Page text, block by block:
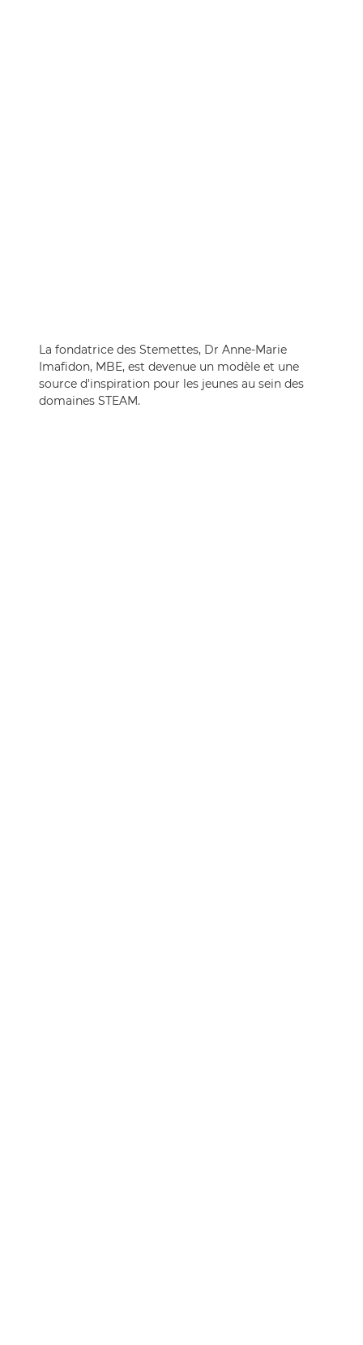
La fondatrice des Stemettes, Dr Anne-Marie
Imafidon, MBE, est devenue un modèle et une
source d'inspiration pour les jeunes au sein des
domaines STEAM.